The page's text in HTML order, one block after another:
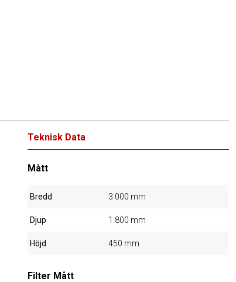
Teknisk Data
Mått
Bredd 3.000 mm
Djup 1.800 mm
Höjd 450 mm
Filter Mått